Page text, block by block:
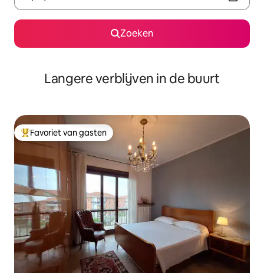
Zoeken
Langere verblijven in de buurt
Topfavoriet van gasten
Favoriet van gasten